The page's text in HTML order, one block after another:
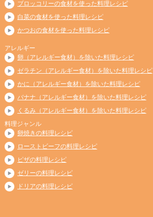
ブロッコリーの食材を使った料理レシピ
白菜の食材を使った料理レシピ
かつおの食材を使った料理レシピ
アレルギー
卵（アレルギー食材）を除いた料理レシピ
ゼラチン（アレルギー食材）を除いた料理レシピ
かに（アレルギー食材）を除いた料理レシピ
バナナ（アレルギー食材）を除いた料理レシピ
くるみ（アレルギー食材）を除いた料理レシピ
料理ジャンル
卵焼きの料理レシピ
ローストビーフの料理レシピ
ピザの料理レシピ
ゼリーの料理レシピ
ドリアの料理レシピ